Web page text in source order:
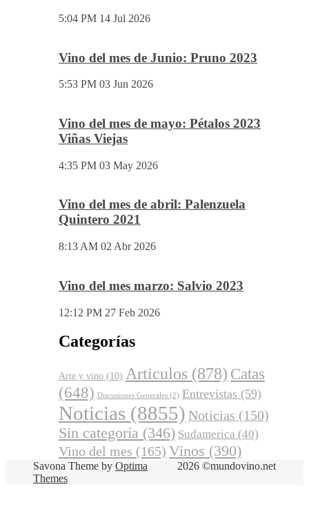
5:04 PM 14 Jul 2026
Vino del mes de Junio: Pruno 2023
5:53 PM 03 Jun 2026
Vino del mes de mayo: Pétalos 2023
Viñas Viejas
4:35 PM 03 May 2026
Vino del mes de abril: Palenzuela
Quintero 2021
8:13 AM 02 Abr 2026
Vino del mes marzo: Salvio 2023
12:12 PM 27 Feb 2026
Categorías
Arte y vino (10) Articulos (878) Catas
(648) Discusiones Generales (2) Entrevistas (59)
Noticias (8855) Noticias (150)
Sin categoría (346) Sudamerica (40)
Vino del mes (165) Vinos (390)
2026 ©mundovino.net
Savona Theme by Optima
Themes